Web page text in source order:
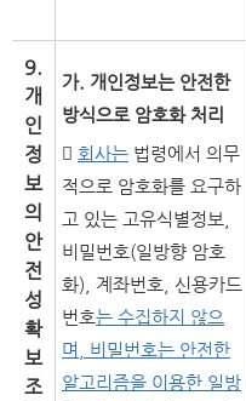
9.
개
인
정
보
의
안
전
성
확
보
조
가. 개인정보는 안전한
방식으로 암호화 처리
 회사는 법령에서 의무
적으로 암호화를 요구하
고 있는 고유식별정보,
비밀번호(일방향 암호
화), 계좌번호, 신용카드
번호는 수집하지 않으
며, 비밀번호는 안전한
알고리즘을 이용한 일방